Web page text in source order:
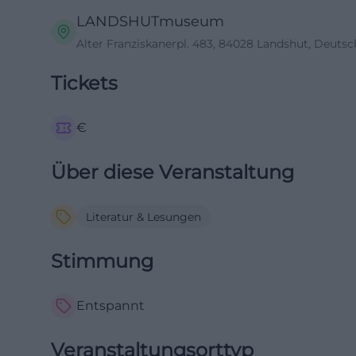
LANDSHUTmuseum
Alter Franziskanerpl. 483, 84028 Landshut,
Tickets
€
Über diese Veranstaltung
Literatur & Lesungen
Stimmung
Entspannt
Veranstaltungsorttyp